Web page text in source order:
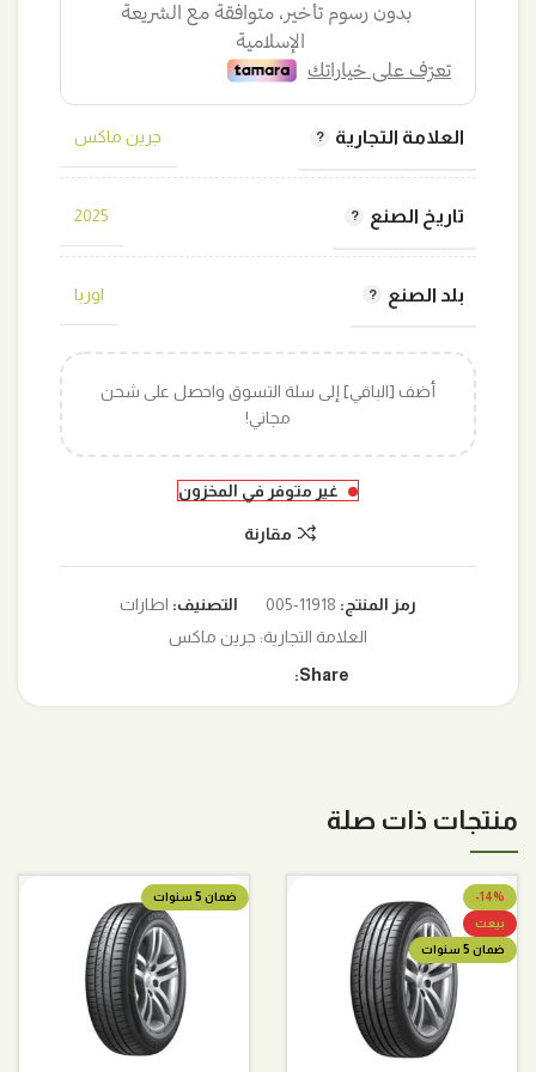
العلامة التجارية جرين ماكس
تاريخ الصنع 2025
بلد الصنع اوربا
أضف [الباقي] إلى سلة التسوق واحصل على شحن
مجاني!
غير متوفر في المخزون
مقارنة
رمز المنتج: 11918-005 التصنيف: اطارات
العلامة التجارية: جرين ماكس
Share:
منتجات ذات صلة
-14%
بيعت
ضمان 5 سنوات
ضمان 5 سنوات